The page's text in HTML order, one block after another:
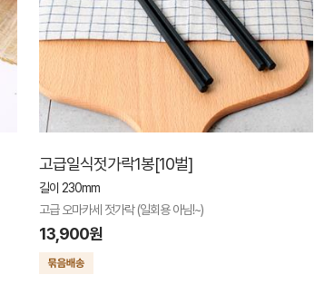
고급일식젓가락1봉[10벌]
길이 230mm
고급 오마카세 젓가락 (일회용 아님!~)
13,900원